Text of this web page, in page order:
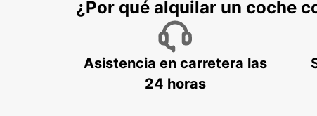
¿Por qué alquilar un coche
Asistencia en carretera las
24 horas